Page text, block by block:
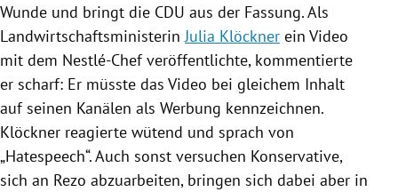
Wunde und bringt die CDU aus der Fassung. Als
LandwirtschaftsministerinJulia Klöckner ein Video
mit dem Nestlé-Chef veröffentlichte, kommentierte
er scharf: Er müsste das Video bei gleichem Inhalt
auf seinen Kanälen als Werbung kennzeichnen.
Klöckner reagierte wütend und sprach von
„Hatespeech“. Auch sonst versuchen Konservative,
sich an Rezo abzuarbeiten, bringen sich dabei aber in